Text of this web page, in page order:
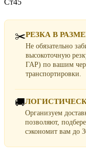
✂️РЕЗКА В
Не обязательно
высокоточную
ГАР) по вашим
транспортировки.
🚚
Организуем
позволяют,
сэкономит вам до